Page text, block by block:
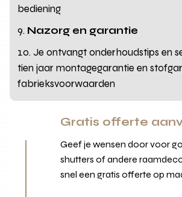
bediening
Nazorg en garantie
Je ontvangt onderhoudstips en
tien jaar montagegarantie en
fabrieksvoorwaarden
Gratis offerte
Geef je wensen door voor
shutters of andere
snel een gratis offerte op